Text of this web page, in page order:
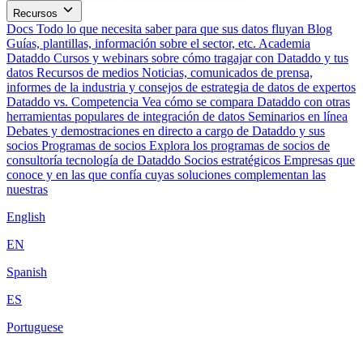
Recursos
Docs Todo lo que necesita saber para que sus datos fluyan Blog
Guías, plantillas, información sobre el sector, etc. Academia
Dataddo Cursos y webinars sobre cómo tragajar con Dataddo y tus
datos Recursos de medios Noticias, comunicados de prensa,
informes de la industria y consejos de estrategia de datos de expertos
Dataddo vs. Competencia Vea cómo se compara Dataddo con otras
herramientas populares de integración de datos Seminarios en línea
Debates y demostraciones en directo a cargo de Dataddo y sus
socios Programas de socios Explora los programas de socios de
consultoría tecnología de Dataddo Socios estratégicos Empresas que
conoce y en las que confía cuyas soluciones complementan las
nuestras
English
EN
Spanish
ES
Portuguese